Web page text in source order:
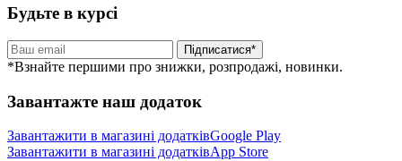
Будьте в курсі
Підписатися*
*Взнайте першими про знижки, розпродажі, новинки.
Завантажте наш додаток
Завантажити в магазині додатківGoogle Play
Завантажити в магазині додатківApp Store